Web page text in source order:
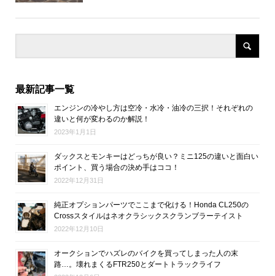
最新記事一覧
エンジンの冷やし方は空冷・水冷・油冷の三択！それぞれの
違いと何が変わるのか解説！
2023年1月1日
ダックスとモンキーはどっちが良い？ミニ125の違いと面白い
ポイント、買う場合の決め手はココ！
2022年12月31日
純正オプションパーツでここまで化ける！Honda CL250の
Crossスタイルはネオクラシックスクランブラーテイスト
2022年12月10日
オークションでハズレのバイクを買ってしまった人の末
路…。壊れまくるFTR250とダートトラックライフ